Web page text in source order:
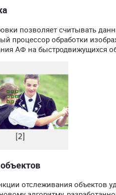
позволяет считывать
процессор обработки
АФ на быстродвижущихся
отслеживания объектов